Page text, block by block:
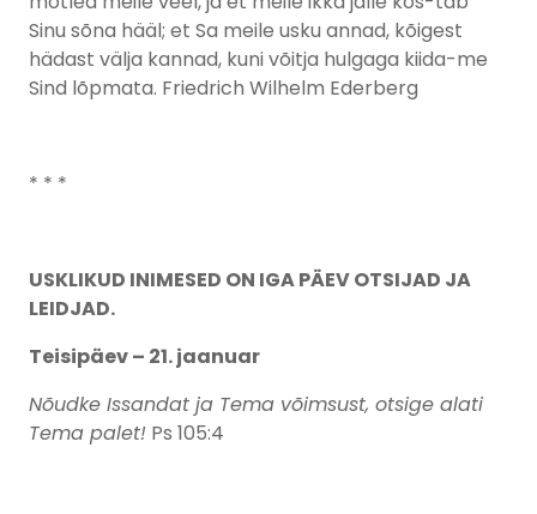
Sinu sõna hääl; et Sa meile usku annad, kõigest
hädast välja kannad, kuni võitja hulgaga kiida-me
Sind lõpmata. Friedrich Wilhelm Ederberg
* * *
USKLIKUD INIMESED ON IGA PÄEV OTSIJAD JA
LEIDJAD.
Teisipäev – 21. jaanuar
Nõudke Issandat ja Tema võimsust, otsige alati
Tema palet! Ps 105:4